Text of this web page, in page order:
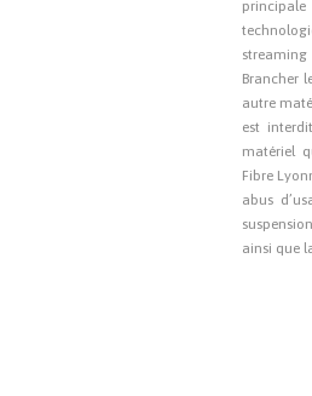
Brancher
autre
est
matériel
Fibre
abus
ainsi que